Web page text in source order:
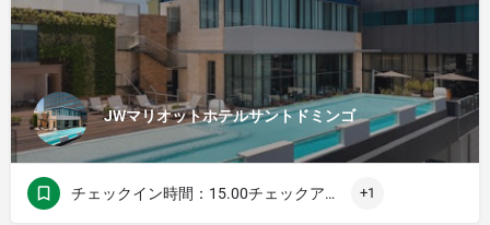
JWマリオットホテルサントドミンゴ
チェックイン時間：15.00チェックアウト時間：12.00 +1